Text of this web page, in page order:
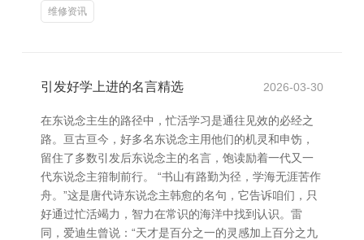
维修资讯
引发好学上进的名言精选 2026-03-30
在东说念主生的路径中，忙活学习是通往见效的必经之
路。亘古亘今，好多名东说念主用他们的机灵和申饬，
留住了多数引发后东说念主的名言，饱读励着一代又一
代东说念主箝制前行。 “书山有路勤为径，学海无涯苦作
舟。”这是唐代诗东说念主韩愈的名句，它告诉咱们，只
好通过忙活竭力，智力在常识的海洋中找到认识。雷
同，爱迪生曾说：“天才是百分之一的灵感加上百分之九